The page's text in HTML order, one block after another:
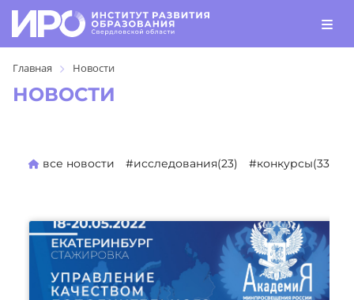
Главная Новости
НОВОСТИ
все новости #исследования(23) #конкурсы(330)